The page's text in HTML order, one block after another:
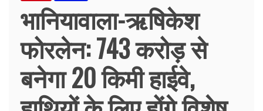
भानियावाला-ऋषिकेश
फोरलेन: 743 करोड़ से
बनेगा 20 किमी हाईवे,